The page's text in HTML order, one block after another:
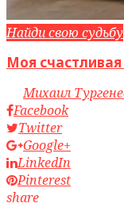
Найди свою судьбу
Моя
byМихаил
Facebook
Twitter
Google+
LinkedIn
Pinterest
share